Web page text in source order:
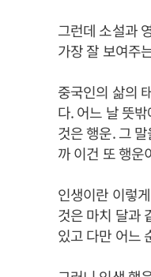
그런데 소설과
가장 잘 보여주
중국인의 삶의
다. 어느 날 뜻
것은 행운. 그
까 이건 또 행운
인생이란 이렇
것은 마치 달과
있고 다만 어느